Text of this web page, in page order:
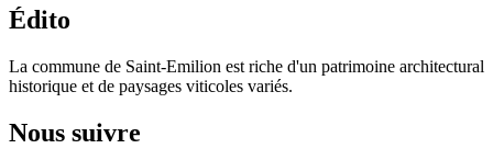
Édito
La commune de Saint-Emilion est riche d'un patrimoine architectural
historique et de paysages viticoles variés.
Nous suivre